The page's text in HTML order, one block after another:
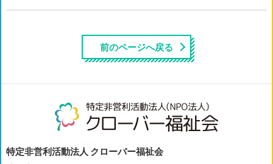
前のページへ戻る
特定非営利活動法人 クローバー福祉会